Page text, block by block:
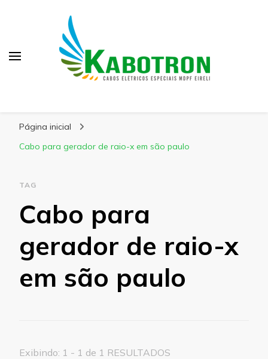
Página inicial
Cabo para gerador de raio-x em são paulo
TAG
Cabo para
gerador de raio-x
em são paulo
Exibindo: 1 - 1 de 1 RESULTADOS